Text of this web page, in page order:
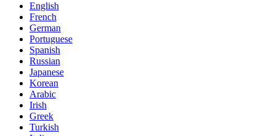
English
French
German
Portuguese
Spanish
Russian
Japanese
Korean
Arabic
Irish
Greek
Turkish